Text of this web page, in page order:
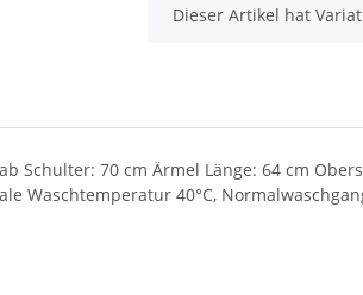
x
Dieser Artikel hat
Schulter: 70 cm Ärmel Länge: 64 cm
Waschtemperatur 40°C,